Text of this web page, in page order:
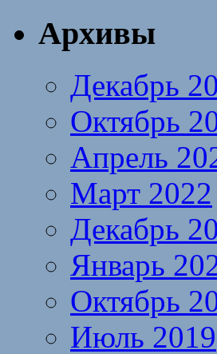
Архивы
Декабрь
Октябрь
Апрель
Март 2022
Декабрь
Январь
Октябрь
Июль 2019